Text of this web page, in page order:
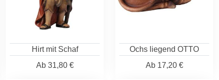
Hirt mit Schaf
Ab31,80 €
Ochs liegend OTTO
Ab17,20 €